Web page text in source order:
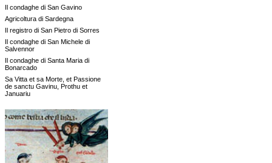
Il condaghe di San Gavino
Agricoltura di Sardegna
Il registro di San Pietro di Sorres
Il condaghe di San Michele di
Salvennor
Il condaghe di Santa Maria di
Bonarcado
Sa Vitta et sa Morte, et Passione
de sanctu Gavinu, Prothu et
Januariu